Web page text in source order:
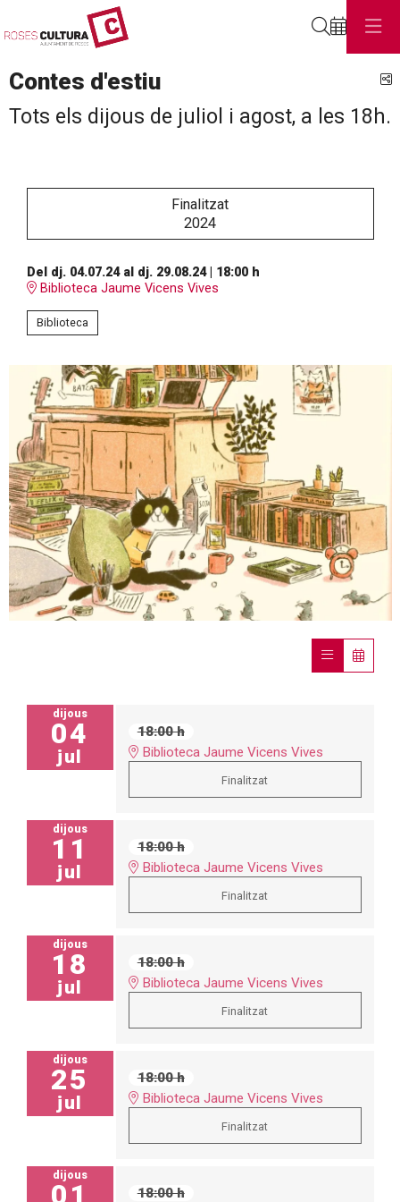
Contes d'estiu
Tots els dijous de juliol i agost, a les 18h.
Finalitzat
2024
Del dj. 04.07.24al dj. 29.08.24| 18:00 h
Biblioteca Jaume Vicens Vives
Biblioteca
dijous
04
jul
18:00 h
Biblioteca Jaume Vicens Vives
Finalitzat
dijous
11
jul
18:00 h
Biblioteca Jaume Vicens Vives
Finalitzat
dijous
18
jul
18:00 h
Biblioteca Jaume Vicens Vives
Finalitzat
dijous
25
jul
18:00 h
Biblioteca Jaume Vicens Vives
Finalitzat
dijous
01 18:00 h